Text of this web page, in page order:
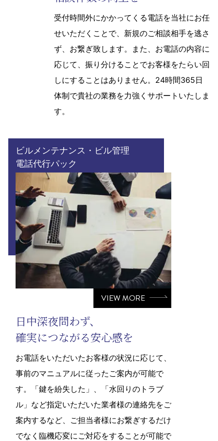
受付時間外にかかってくる電話を当社にお任
せいただくことで、新規のご相談相手を逃さ
ず、お繋ぎ致します。また、お電話の内容に
応じて、振り分けることでお客様をたらい回
しにすることはありません。24時間365日
体制で貴社の業務を力強くサポートいたしま
す。
ビルメンテナンス・ビル管理
電話代行パック
VIEW MORE
日中深夜問わず、
確実につながる安心感を
お電話をいただいたお客様の状況に応じて、
事前のマニュアルに従ったご案内が可能で
す。「鍵を紛失した」、「水回りのトラブ
ル」など指定いただいた業者様の連絡先をご
案内するなど、ご担当者様にお繋ぎするだけ
でなく臨機応変にご対応をすることが可能で